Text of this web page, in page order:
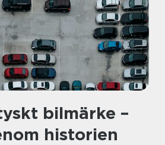
bilmärke –
historien